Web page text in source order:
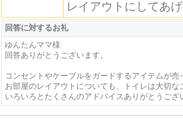
レイアウトにしてあ
回答に対するお礼
ゆんたんママ様
回答ありがとうございます。
コンセントやケーブルをガードするアイテムが
お部屋のレイアウトについても、トイレは大切な
いろいろとたくさんのアドバイスありがとうござ